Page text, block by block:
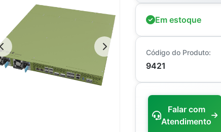
Em estoque
Código do Produto:
9421
Falar com
Atendimento